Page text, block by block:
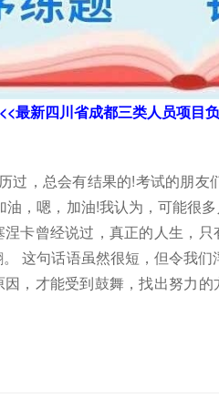
最新四川省成都三类人员项目
过，总会有结果的!考试的朋
油，嗯，加油!我认为，可能很
卡曾经说过，真正的人生，
这句话语虽然很短，但令我
，才能受到鼓舞，找出努力